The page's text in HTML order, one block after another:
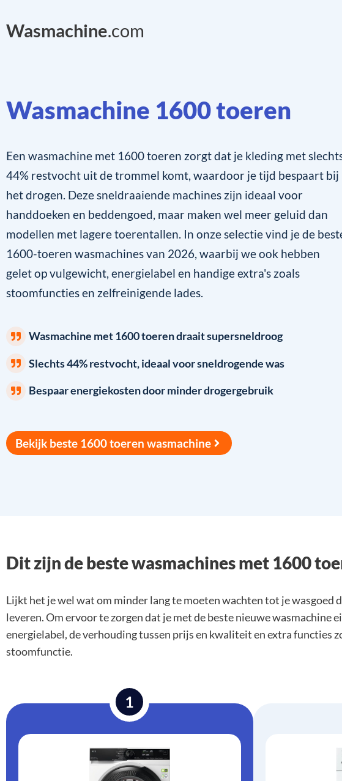
Wasmachine.com
Wasmachine 1600 toeren
Een wasmachine met 1600 toeren zorgt dat je kleding met
44% restvocht uit de trommel komt, waardoor je tijd bespaart bij
het drogen. Deze sneldraaiende machines zijn ideaal voor
handdoeken en beddengoed, maar maken wel meer geluid dan
modellen met lagere toerentallen. In onze selectie vind je de
1600-toeren wasmachines van 2026, waarbij we ook hebben
gelet op vulgewicht, energielabel en handige extra's zoals
stoomfuncties en zelfreinigende lades.
Wasmachine met 1600 toeren draait supersneldroog
Slechts 44% restvocht, ideaal voor sneldrogende was
Bespaar energiekosten door minder drogergebruik
Bekijk beste 1600 toeren wasmachine
Dit zijn de beste wasmachines met 1600
Lijkt het je wel wat om minder lang te moeten wachten tot je wasgoed
leveren. Om ervoor te zorgen dat je met de beste nieuwe wasmachine
energielabel, de verhouding tussen prijs en kwaliteit en extra functies
stoomfunctie.
1